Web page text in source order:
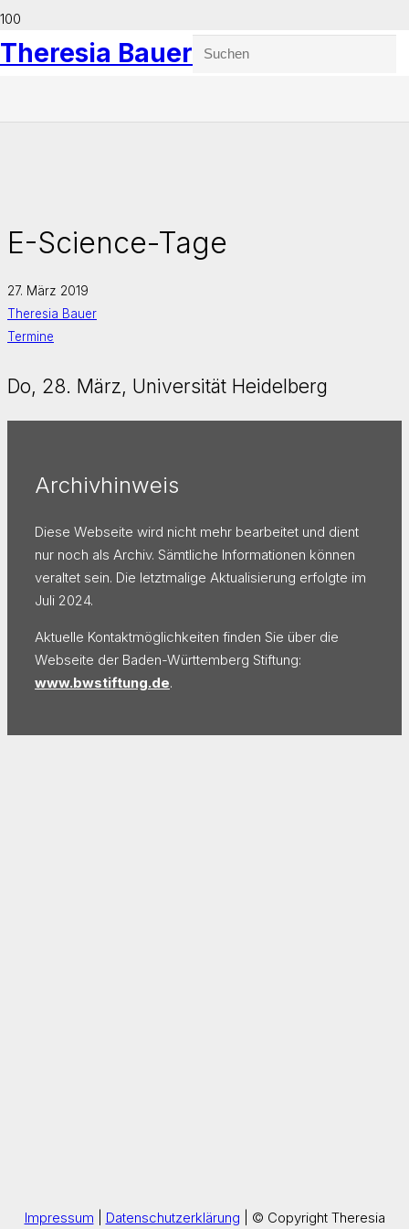
Theresia Bauer
E-Science-Tage
27. März 2019
Theresia Bauer
Termine
Do, 28. März, Universität Heidelberg
Archivhinweis
Diese Webseite wird nicht mehr bearbeitet und dient
nur noch als Archiv. Sämtliche Informationen können
veraltet sein. Die letztmalige Aktualisierung erfolgte im
Juli 2024.
Aktuelle Kontaktmöglichkeiten finden Sie über die
Webseite der Baden-Württemberg Stiftung:
www.bwstiftung.de.
Impressum Datenschutzerklärung | © Copyright Theresia